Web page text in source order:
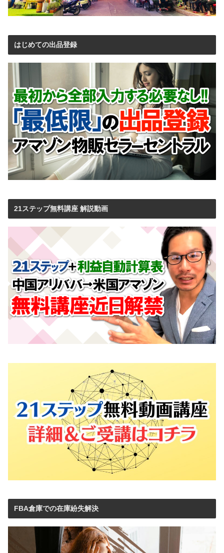
はじめての出品登録
21ステップ無料講座 解説動画
FBA倉庫での在庫紛失解決